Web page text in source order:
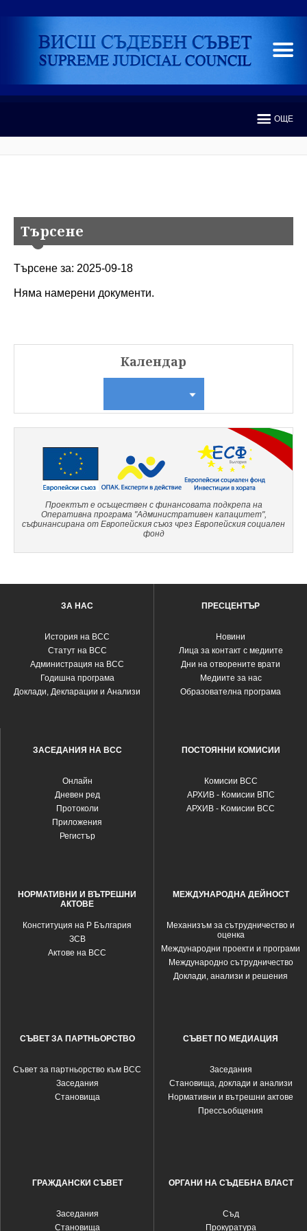
ОЩЕ
Търсене
Търсене за: 2025-09-18
Няма намерени документи.
Календар
Проектът е осъществен с финансовата подкрепа на
Оперативна програма "Административен капацитет",
съфинансирана от Европейския съюз чрез Европейския социален
фонд
ЗА НАС
История на ВСС
Статут на ВСС
Администрация на ВСС
Годишна програма
Доклади, Декларации и Анализи
ПРЕСЦЕНТЪР
Новини
Лица за контакт с медиите
Дни на отворените врати
Медиите за нас
Образователна програма
ЗАСЕДАНИЯ НА ВСС
Oнлайн
Дневен ред
Протоколи
Приложения
Регистър
ПОСТОЯННИ КОМИСИИ
Комисии ВСС
АРХИВ - Комисии ВПС
АРХИВ - Kомисии ВСС
НОРМАТИВНИ И ВЪТРЕШНИ
АКТОВЕ
Конституция на Р България
ЗСВ
Актове на ВСС
МЕЖДУНАРОДНА ДЕЙНОСТ
Механизъм за сътрудничество и
оценка
Международни проекти и програми
Международно сътрудничество
Доклади, анализи и решения
СЪВЕТ ЗА ПАРТНЬОРСТВО
Съвет за партньорство към ВСС
Заседания
Становища
СЪВЕТ ПО МЕДИАЦИЯ
Заседания
Становища, доклади и анализи
Нормативни и вътрешни актове
Прессъобщения
ГРАЖДАНСКИ СЪВЕТ
Заседания
Становища
ОРГАНИ НА СЪДЕБНА ВЛАСТ
Съд
Прокуратура